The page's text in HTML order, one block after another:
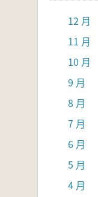
12 月
11 月
10 月
9 月
8 月
7 月
6 月
5 月
4 月